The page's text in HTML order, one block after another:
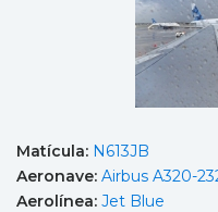
Matícula: N613JB
Aeronave: Airbus A320-
Aerolínea: Jet Blue